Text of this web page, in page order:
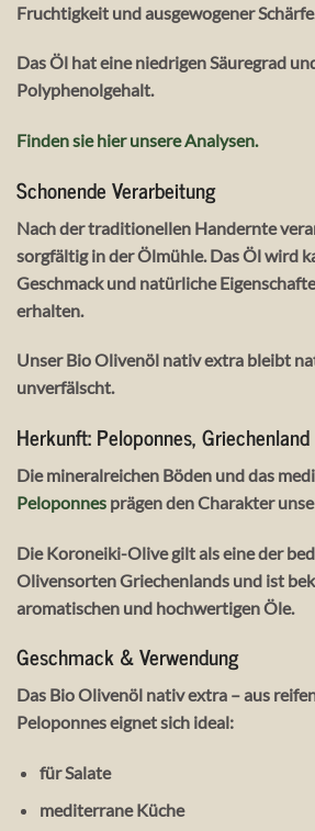
Fruchtigkeit und ausgewogener
Das Öl hat eine niedrigen Säuregrad
Polyphenolgehalt.
Finden sie hier unsere Analysen.
Schonende Verarbeitung
Nach der traditionellen Handernte
sorgfältig in der Ölmühle. Das Öl wird
Geschmack und natürliche
erhalten.
Unser Bio Olivenöl nativ extra bleibt
unverfälscht.
Herkunft: Peloponnes, Griechenland
Die mineralreichen Böden und das
Peloponnes prägen den Charakter
Die Koroneiki-Olive gilt als eine der
Olivensorten Griechenlands und ist
aromatischen und hochwertigen Öle.
Geschmack & Verwendung
Das Bio Olivenöl nativ extra – aus
Peloponnes eignet sich ideal:
für Salate
mediterrane Küche